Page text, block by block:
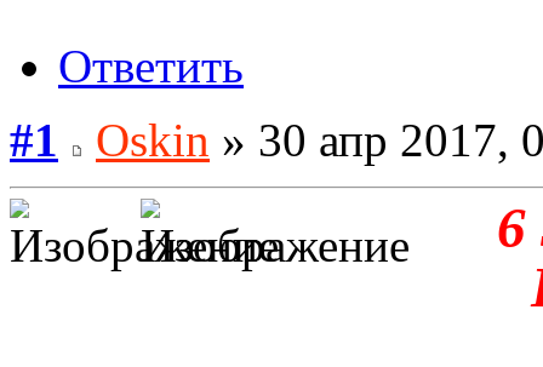
Ответить
#1
Oskin » 30 апр 2017,